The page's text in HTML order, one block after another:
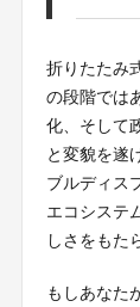
折りたたみ
の段階では
化、そして
と変貌を遂
ブルディス
エコシステ
しさをもた
もしあなた